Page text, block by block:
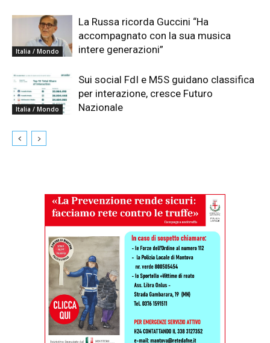
Italia / Mondo
La Russa ricorda Guccini “Ha
accompagnato con la sua musica
intere generazioni”
Italia / Mondo
Sui social FdI e M5S guidano classifica
per interazione, cresce Futuro
Nazionale